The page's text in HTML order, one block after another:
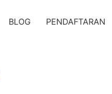
BLOG PENDAFTARAN